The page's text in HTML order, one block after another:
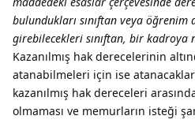
bulundukları sınıftan veya
girebilecekleri sınıftan, bir kadroya
Kazanılmış hak derecelerinin
atanabilmeleri için ise
kazanılmış hak dereceleri
olmaması ve memurların isteği